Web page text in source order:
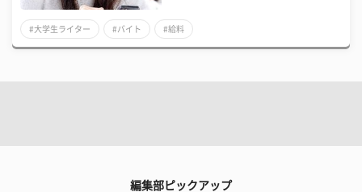
#大学生ライター #バイト #給料
編集部ピックアップ